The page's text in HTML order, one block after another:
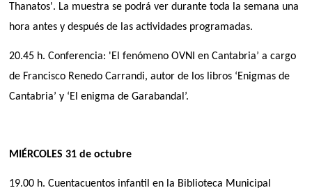
Thanatos'. La muestra se podrá ver durante toda la semana una
hora antes y después de las actividades programadas.
20.45 h. Conferencia: 'El fenómeno OVNI en Cantabria’ a cargo
de Francisco Renedo Carrandi, autor de los libros ‘Enigmas de
Cantabria’ y ‘El enigma de Garabandal’.
MIÉRCOLES 31 de octubre
19.00 h. Cuentacuentos infantil en la Biblioteca Municipal